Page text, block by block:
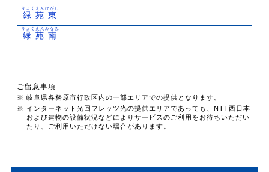
緑苑東
りょくえんひがし
緑苑南
りょくえんみなみ
ご留意事項
※ 岐阜県各務原市行政区内の一部エリアでの提供となります。
※ インターネット光回フレッツ光の提供エリアであっても、NTT西日本
および建物の設備状況などによりサービスのご利用をお待ちいただい
たり、ご利用いただけない場合があります。